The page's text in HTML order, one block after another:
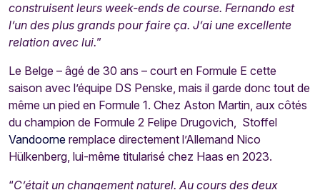
construisent leurs week-ends de course. Fernando est
l’un des plus grands pour faire ça. J’ai une excellente
relation avec lui.”
Le Belge – âgé de 30 ans – court en Formule E cette
saison avec l’équipe DS Penske, mais il garde donc tout de
même un pied en Formule 1. Chez Aston Martin, aux côtés
du champion de Formule 2 Felipe Drugovich, Stoffel
Vandoorne remplace directement l’Allemand Nico
Hülkenberg, lui-même titularisé chez Haas en 2023.
“C’était un changement naturel. Au cours des deux